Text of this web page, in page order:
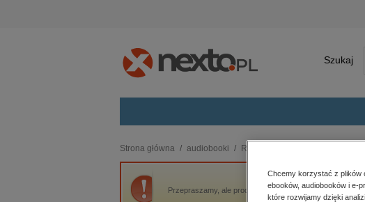
Szukaj
budownictwo, aranżacja wnętrz
biznesowe, branżowe, gospodarka
Strona główna audiobooki Romans i erotyka
Przepraszamy, ale produkt „Cygański Diabeł” nie jest
Chcemy korzystać z plików
ebooków, audiobooków i e-
które rozwijamy dzięki